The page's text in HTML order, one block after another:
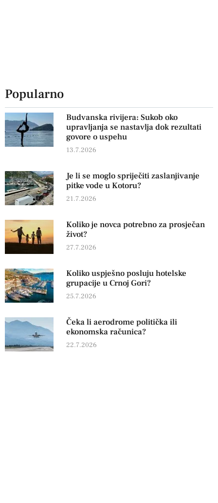
Popularno
Budvanska rivijera: Sukob oko
upravljanja se nastavlja dok rezultati
govore o uspehu
13.7.2026
Je li se moglo spriječiti zaslanjivanje
pitke vode u Kotoru?
21.7.2026
Koliko je novca potrebno za prosječan
život?
27.7.2026
Koliko uspješno posluju hotelske
grupacije u Crnoj Gori?
25.7.2026
Čeka li aerodrome politička ili
ekonomska računica?
22.7.2026